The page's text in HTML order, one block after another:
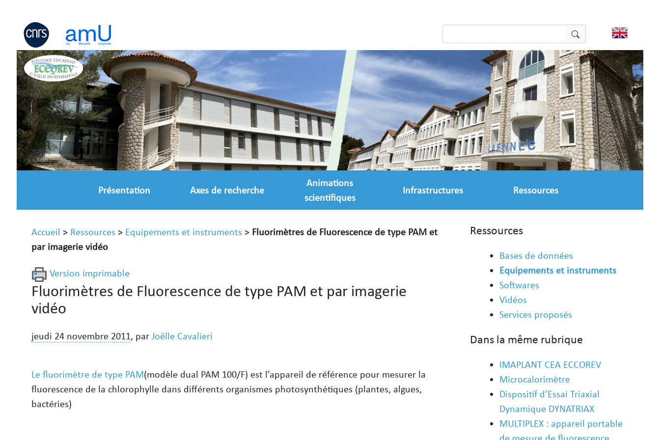
Présentation Axes de recherche
Animations
scientifiques
Infrastructures Ressources
Accueil > Ressources > Equipements et instruments > Fluorimètres de Fluorescence de type PAM et
par imagerie vidéo
Version imprimable
Fluorimètres de Fluorescence de type PAM et par imagerie
vidéo
jeudi 24 novembre 2011, par Joëlle Cavalieri
Le fluorimètre de type PAM(modèle dual PAM 100/F) est l’appareil de référence pour mesurer la
fluorescence de la chlorophylle dans différents organismes photosynthétiques (plantes, algues,
bactéries)
Ressources
Bases de données
Equipements et instruments
Softwares
Vidéos
Services proposés
Dans la même rubrique
IMAPLANT CEA ECCOREV
Microcalorimètre
Dispositif d’Essai Triaxial
Dynamique DYNATRIAX
MULTIPLEX : appareil portable
Panneau de gestion des cookies